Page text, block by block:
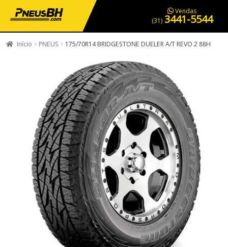
PNEUS EM OFERTA SERVIÇOS AUTOMOTIVOS NOSSA LOJA
Vendas
(31) 3441-5544
Início PNEUS 175/70R14 BRIDGESTONE DUELER A/T REVO 2 88H